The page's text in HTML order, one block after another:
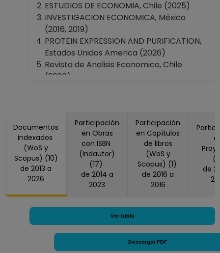
ESTUDIOS DE ECONOMIA, Chile (2025)
INVESTIGACION ECONOMICA, México
(2016, 2019)
PROTEIN EXPRESSION AND PURIFICATION,
Estados Unidos America (2026)
Revista de Analisis Economico, Chile
(2026)
(2013)
Documentos
indexados
(WoS y
Scopus) (10)
de 2013 a
2026
Participación
en Obras
con ISBN
(Indautor)
(17)
de 2014 a
2023
Participación
en Capítulos
de libros
(WoS y
Scopus) (1)
de 2016 a
2016
de 2016 a
Ver tabla
Descargar PDF